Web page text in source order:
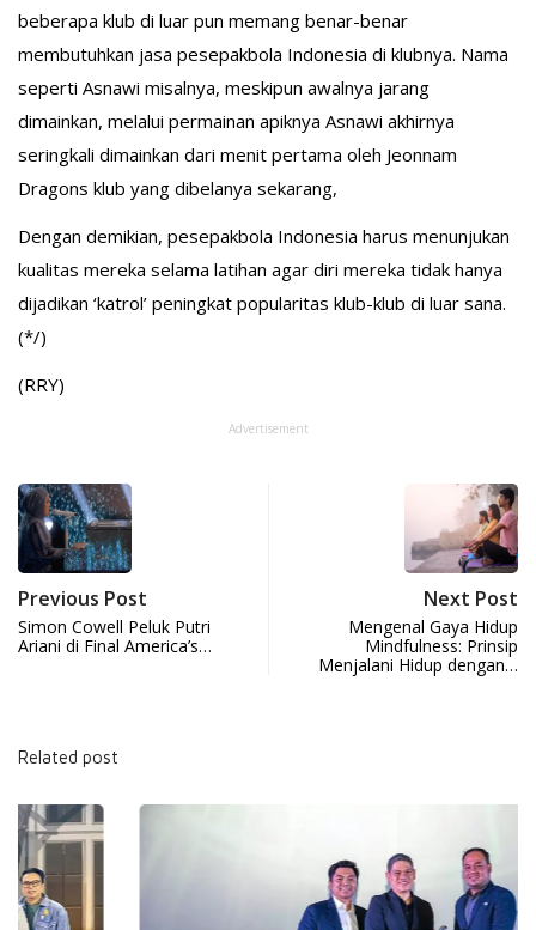
beberapa klub di luar pun memang benar-benar
membutuhkan jasa pesepakbola Indonesia di klubnya. Nama
seperti Asnawi misalnya, meskipun awalnya jarang
dimainkan, melalui permainan apiknya Asnawi akhirnya
seringkali dimainkan dari menit pertama oleh Jeonnam
Dragons klub yang dibelanya sekarang,
Dengan demikian, pesepakbola Indonesia harus menunjukan
kualitas mereka selama latihan agar diri mereka tidak hanya
dijadikan ‘katrol’ peningkat popularitas klub-klub di luar sana.
(*/)
(RRY)
Advertisement
Previous Post
Simon Cowell Peluk Putri
Ariani di Final America’s…
Next Post
Mengenal Gaya Hidup
Mindfulness: Prinsip
Menjalani Hidup dengan…
Related post